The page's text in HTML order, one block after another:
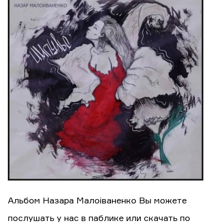
Альбом Назара Малоіваненко Вы можете
послушать у нас в паблике или скачать по